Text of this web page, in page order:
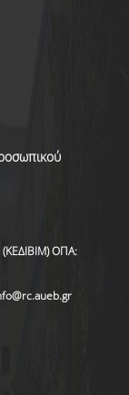
(ΚΕΔΙΒΙΜ) ΟΠΑ: